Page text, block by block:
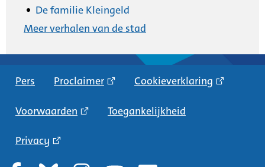
De familie Kleingeld
Meer verhalen van de stad
Pers Proclaimer Cookieverklaring
Voorwaarden Toegankelijkheid
Privacy